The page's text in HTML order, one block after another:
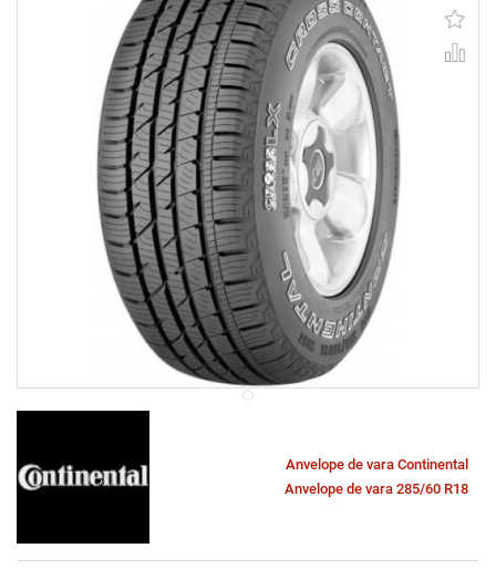
Anvelope de vara Continental
Anvelope de vara 285/60 R18